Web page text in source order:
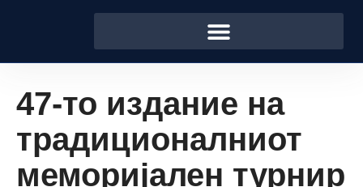
47-то издание на
традиционалниот
меморијален турнир